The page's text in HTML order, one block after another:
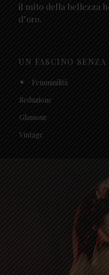
il mito della bellezza
d’oro.
UN FASCINO SENZA
Femminilità
Seduzione
Glamour
Vintage